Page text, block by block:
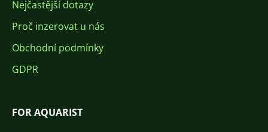
Nejčastější dotazy
Proč inzerovat u nás
Obchodní podmínky
GDPR
FOR AQUARIST